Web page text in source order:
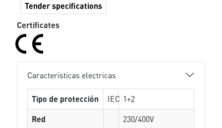
Tender specifications
Certificates
Características electricas
Tipo de protección IEC 1+2
Red
230/400V